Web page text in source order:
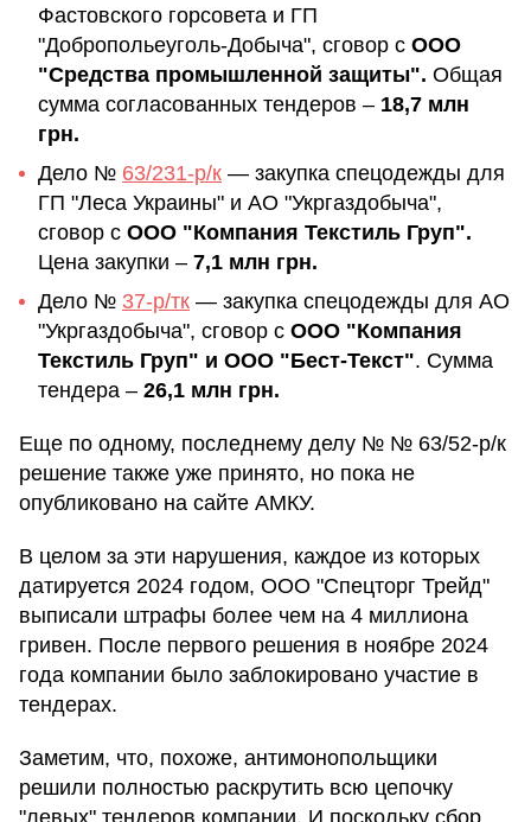
Фастовского горсовета и ГП
"Добропольеуголь-Добыча", сговор с ООО
"Средства промышленной защиты". Общая
сумма согласованных тендеров – 18,7 млн
грн.
Дело № 63/231-р/к — закупка спецодежды для
ГП "Леса Украины" и АО "Укргаздобыча",
сговор с ООО "Компания Текстиль Груп".
Цена закупки – 7,1 млн грн.
Дело № 37-р/тк — закупка спецодежды для АО
"Укргаздобыча", сговор с ООО "Компания
Текстиль Груп" и ООО "Бест-Текст". Сумма
тендера – 26,1 млн грн.
Еще по одному, последнему делу № № 63/52-р/к
решение также уже принято, но пока не
опубликовано на сайте АМКУ.
В целом за эти нарушения, каждое из которых
датируется 2024 годом, ООО "Спецторг Трейд"
выписали штрафы более чем на 4 миллиона
гривен. После первого решения в ноябре 2024
года компании было заблокировано участие в
тендерах.
Заметим, что, похоже, антимонопольщики
решили полностью раскрутить всю цепочку